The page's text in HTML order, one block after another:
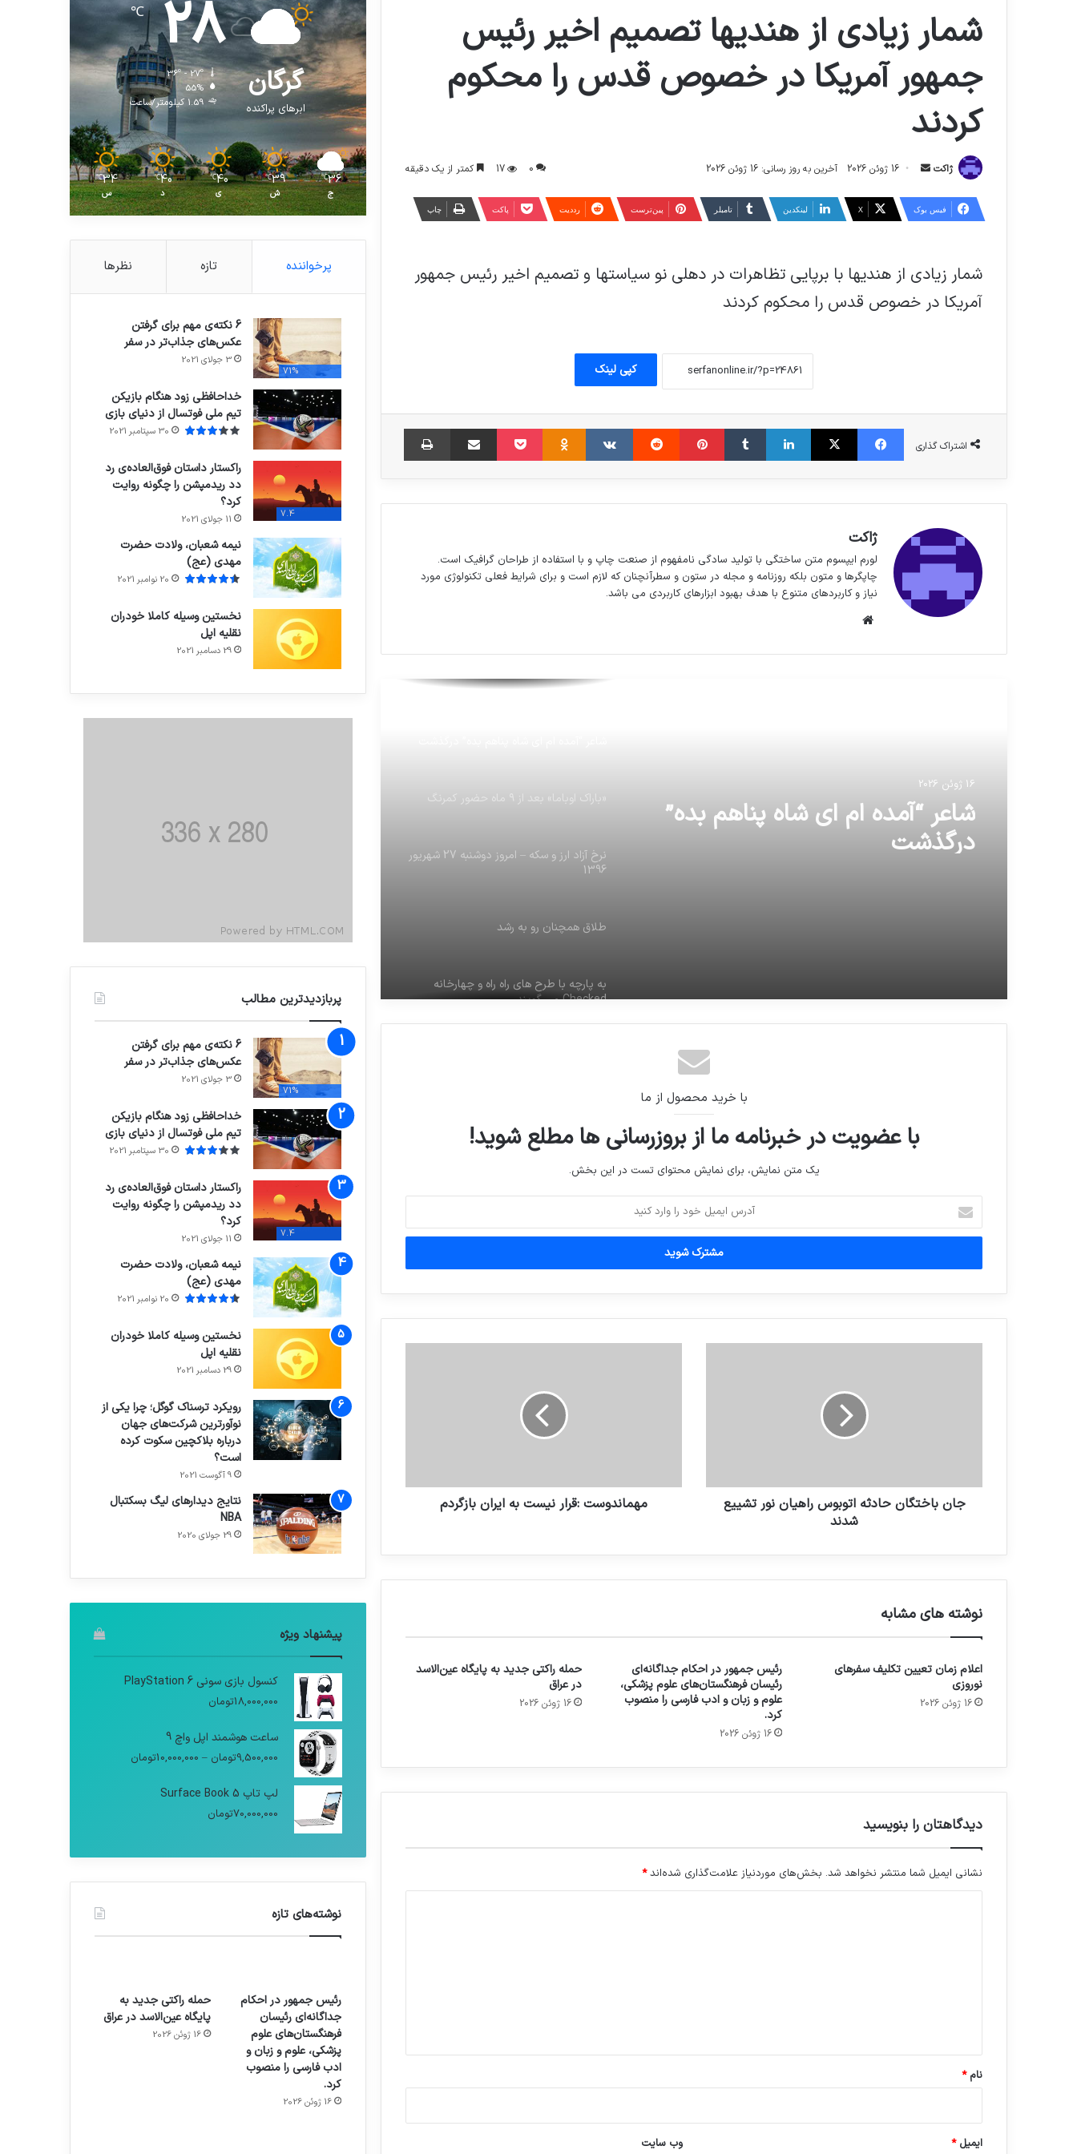
شمار زیادی از هندیها تصمیم اخیر رئیس
جمهور آمریکا در خصوص قدس را محکوم
کردند
ژاکت
ارسال 16 ژوئن 2026 آخرین به روز رسانی: 16 ژوئن 2026 0
17 کمتر از یک دقیقه
فیس بوک X لینکدین ‫تامبلر ‫پین‌ترست ‫رددیت پاکت چاپ
شمار زیادی از هندیها با برپایی تظاهرات در دهلی نو سیاستها و تصمیم اخیر رئیس جمهور
آمریکا در خصوص قدس را محکوم کردند
کپی لینک
اشتراک گذاری
فیس بوک X لینکدین ‫تامبلر ‫پین‌ترست ‫رددیت ‫VKontakte
‫Odnoklassniki
پاکت اشتراک گذاری از طریق ایمیل چاپ
ژاکت
لورم ایپسوم متن ساختگی با تولید سادگی نامفهوم از صنعت چاپ و با استفاده از طراحان گرافیک است.
چاپگرها و متون بلکه روزنامه و مجله در ستون و سطرآنچنان که لازم است و برای شرایط فعلی تکنولوژی مورد
نیاز و کاربردهای متنوع با هدف بهبود ابزارهای کاربردی می باشد.
16 ژوئن 2026
شاعر “آمده ام ای شاه پناهم بده”
درگذشت
شاعر “آمده ام ای شاه پناهم بده” درگذشت
«باراک اوباما» بعد از ۹ ماه حضور کمرنگ
مثبت آن در سلامتی
«باراک اوباما» بعد از ۹ ماه حضور کمرنگ
نرخ آزاد ارز و سکه – امروز دوشنبه 27 شهريور
1396
طلاق همچنان رو به رشد
به پارچه با طرح هاى راه راه و چهارخانه
Checked مى گويند.
شاعر “آمده ام ای شاه پناهم بده” درگذشت
طلاق همچنان رو به رشد
با خرید محصول از ما
با عضویت در خبرنامه ما از بروزرسانی ها مطلع شوید!
یک متن نمایش، برای نمایش محتوای تست در این بخش.
آدرس
ایمیل
خود
وارد
جان باختگان حادثه اتوبوس راهیان نور تشییع
شدند
مهماندوست :قرار نیست به ایران بازگردم
نوشته های مشابه
اعلام زمان تعیین تکلیف سفرهای
نوروزی
16 ژوئن 2026
رئیس جمهور در احکام جداگانه‌ای
رئیسان فرهنگستان‌های علوم پزشکی،
علوم و زبان و ادب فارسی را منصوب
کرد.
16 ژوئن 2026
حمله راکتی جدید به پایگاه عین‌الاسد
در عراق
16 ژوئن 2026
دیدگاهتان را بنویسید
نشانی ایمیل شما منتشر نخواهد شد. بخش‌های موردنیاز علامت‌گذاری شده‌اند*
نام*
ایمیل* وب‌ سایت
گرگان
ابرهای پراکنده
28
℃
36º - 27º
55%
1.59 کیلومتر/ساعت
36
℃
ج
39
℃
ش
40
℃
ی
40
℃
د
34
℃
س
پرخواننده تازه نظرها
71%
6 نکته‌ی مهم برای گرفتن
عکس‌های جذاب‌تر در سفر
3 جولای 2021
خداحافظی زود هنگام بازیکن
تیم ملی فوتسال از دنیای بازی
30 سپتامبر 2021
7.4
راکستار داستان فوق‌العاده‌ی رد
دد ریدمپشن را چگونه روایت
کرد؟
11 جولای 2021
نیمه شعبان، ولادت حضرت
مهدی (عج)
20 نوامبر 2021
نخستین وسیله کاملا خودران
نقلیه اپل
29 دسامبر 2021
پربازدیدترین مطالب
71%
6 نکته‌ی مهم برای گرفتن
عکس‌های جذاب‌تر در سفر
3 جولای 2021
خداحافظی زود هنگام بازیکن
تیم ملی فوتسال از دنیای بازی
30 سپتامبر 2021
7.4
راکستار داستان فوق‌العاده‌ی رد
دد ریدمپشن را چگونه روایت
کرد؟
11 جولای 2021
نیمه شعبان، ولادت حضرت
مهدی (عج)
20 نوامبر 2021
نخستین وسیله کاملا خودران
نقلیه اپل
29 دسامبر 2021
رویکرد ترسناک گوگل؛ چرا یکی از
نوآورترین شرکت‌های جهان
درباره بلاکچین سکوت کرده
است؟
9 آگوست 2021
نتایج دیدار‌های لیگ بسکتبال
NBA
29 جولای 2020
پیشنهاد ویژه
کنسول بازی سونی PlayStation 6
18,000,000تومان
ساعت هوشمند اپل واچ 9
9,500,000تومان –
10,000,000تومان
لپ تاپ Surface Book 5
70,000,000تومان
نوشته‌های تازه
رئیس جمهور در احکام
جداگانه‌ای رئیسان
فرهنگستان‌های علوم
پزشکی، علوم و زبان و
ادب فارسی را منصوب
کرد.
16 ژوئن 2026
حمله راکتی جدید به
پایگاه عین‌الاسد در عراق
16 ژوئن 2026